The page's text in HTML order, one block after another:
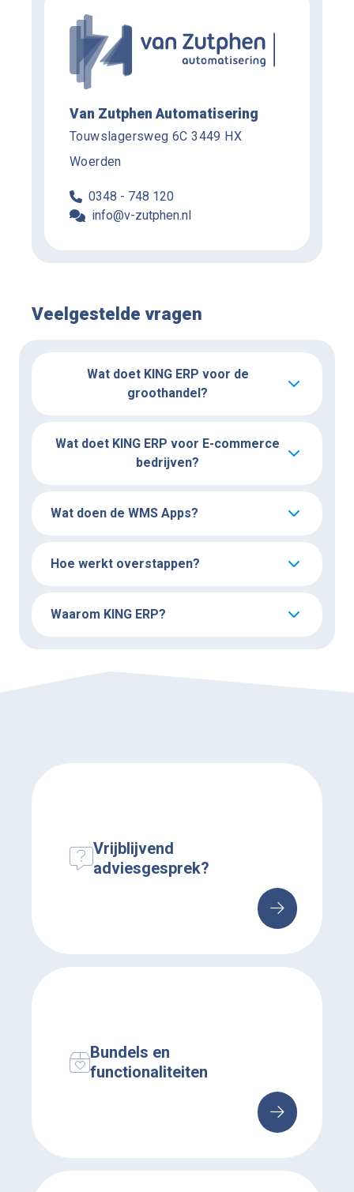
Van Zutphen Automatisering
Touwslagersweg 6C 3449 HX
Woerden
0348 - 748 120
info@v-zutphen.nl
Veelgestelde vragen
Wat doet KING ERP voor de
groothandel?
Wat doet KING ERP voor E-commerce
bedrijven?
Wat doen de WMS Apps?
Hoe werkt overstappen?
Waarom KING ERP?
Vrijblijvend
adviesgesprek?
Bundels en
functionaliteiten